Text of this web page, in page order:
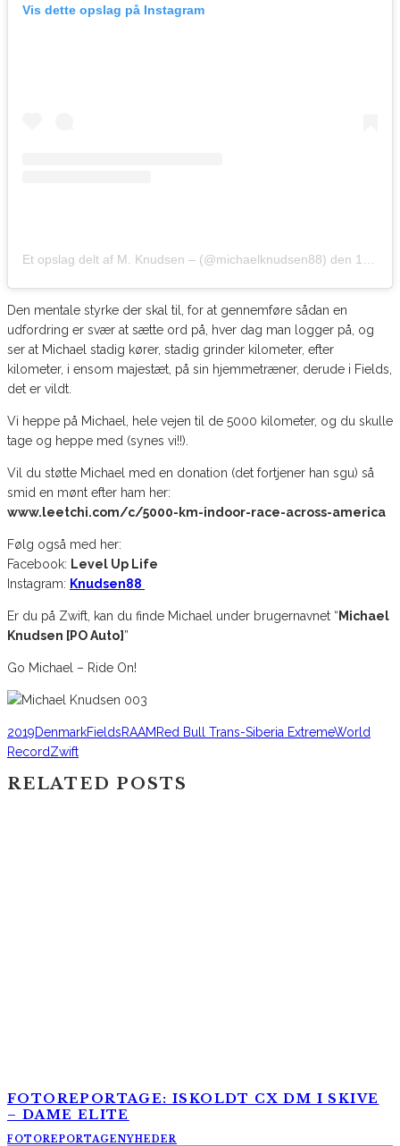
Vis dette opslag på Instagram
Et opslag delt af M. Knudsen – (@michaelknudsen88) den 1. Nov, 2019 kl. 5.01 PDT
Den mentale styrke der skal til, for at gennemføre sådan en
udfordring er svær at sætte ord på, hver dag man logger på, og
ser at Michael stadig kører, stadig grinder kilometer, efter
kilometer, i ensom majestæt, på sin hjemmetræner, derude i Fields,
det er vildt.
Vi heppe på Michael, hele vejen til de 5000 kilometer, og du skulle
tage og heppe med (synes vi!!).
Vil du støtte Michael med en donation (det fortjener han sgu) så
smid en mønt efter ham her:
www.leetchi.com/c/5000-km-indoor-race-across-america
Følg også med her:
Facebook: Level Up Life
Instagram: Knudsen88
Er du på Zwift, kan du finde Michael under brugernavnet “ Michael
Knudsen [PO Auto] ”
Go Michael – Ride On!
2019DenmarkFieldsRAAM Red Bull Trans-Siberia ExtremeWorld
RecordZwift
RELATED POSTS
FOTOREPORTAGE: ISKOLDT CX DM I SKIVE
– DAME ELITE
FOTOREPORTAGENYHEDER